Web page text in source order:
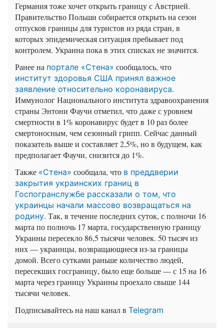
Германия тоже хочет открыть границу с Австрией.
Правительство Польши собирается открыть на сезон
отпусков границы для туристов из ряда стран, в
которых эпидемическая ситуация пребывает под
контролем. Украина пока в этих списках не значится.
Ранее на портале «Стена» сообщалось, что
институт здоровья США принял важное
заявление относительно коронавируса.
Иммунолог Национального института здравоохранения
страны Энтони Фаучи отметил, что даже с уровнем
смертности в 1% коронавирус будет в 10 раз более
смертоносным, чем сезонный грипп. Сейчас данный
показатель выше и составляет 2,5%, но в будущем, как
предполагает Фаучи, снизится до 1%.
Также «Стена» сообщала, что в преддверии
закрытия украинских границ в
Госпогранслужбе рассказали о том, что
украинцы начали массово возвращаться на
родину. Так, в течение последних суток, с полночи 16
марта по полночь 17 марта, государственную границу
Украины пересекло 86,5 тысячи человек. 50 тысяч из
них — украинцы, возвращающиеся из-за границы
домой. Всего сутками раньше количество людей,
пересекших госграницу, было еще больше — с 15 на 16
марта через границу Украины проехало свыше 144
тысячи человек.
Подписывайтесь на наш канал в Telegram